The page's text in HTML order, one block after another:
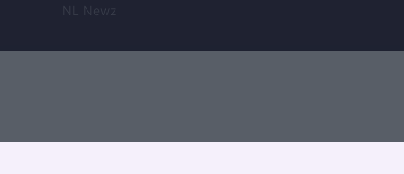
NL Newz